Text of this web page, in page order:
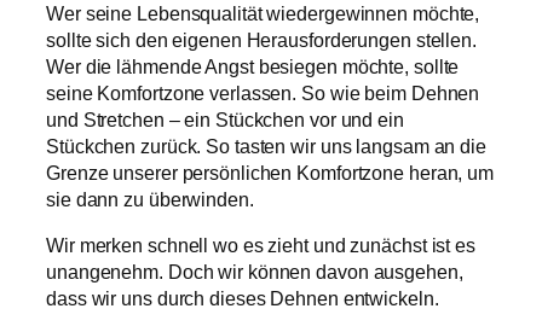
Wer seine Lebensqualität wiedergewinnen möchte,
sollte sich den eigenen Herausforderungen stellen.
Wer die lähmende Angst besiegen möchte, sollte
seine Komfortzone verlassen. So wie beim Dehnen
und Stretchen – ein Stückchen vor und ein
Stückchen zurück. So tasten wir uns langsam an die
Grenze unserer persönlichen Komfortzone heran, um
sie dann zu überwinden.
Wir merken schnell wo es zieht und zunächst ist es
unangenehm. Doch wir können davon ausgehen,
dass wir uns durch dieses Dehnen entwickeln.